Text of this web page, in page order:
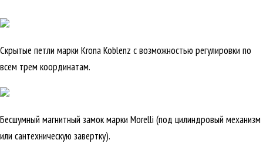
Скрытые петли марки Krona Koblenz с возможностью регулировки по
всем трем координатам.
Бесшумный магнитный замок марки Morelli (под цилиндровый механизм
или сантехническую завертку).